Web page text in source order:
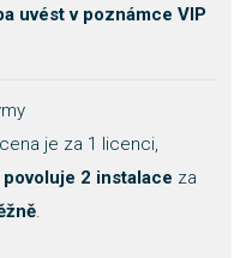
uvést v poznámce VIP
cena je za 1 licenci,
povoluje 2 instalace za
.